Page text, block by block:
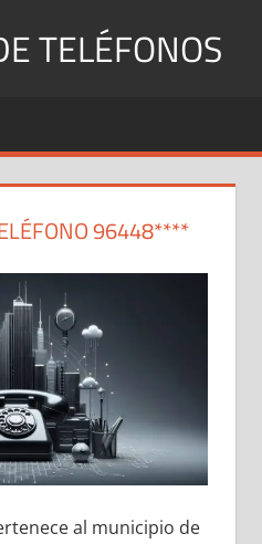
TELÉFONOS
96448****
al municipio dе